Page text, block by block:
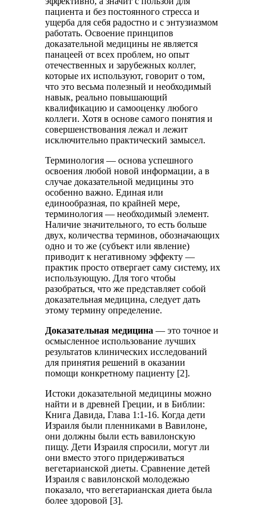
пациента и без постоянного стресса и
ущерба для себя радостно и с энтузиазмом
работать. Освоение принципов
доказательной медицины не является
панацеей от всех проблем, но опыт
отечественных и зарубежных коллег,
которые их используют, говорит о том,
что это весьма полезный и необходимый
навык, реально повышающий
квалификацию и самооценку любого
коллеги. Хотя в основе самого понятия и
совершенствования лежал и лежит
исключительно практический замысел.
Терминология — основа успешного
освоения любой новой информации, а в
случае доказательной медицины это
особенно важно. Единая или
единообразная, по крайней мере,
терминология — необходимый элемент.
Наличие значительного, то есть больше
двух, количества терминов, обозначающих
одно и то же (субъект или явление)
приводит к негативному эффекту —
практик просто отвергает саму систему, их
использующую. Для того чтобы
разобраться, что же представляет собой
доказательная медицина, следует дать
этому термину определение.
Доказательная медицина — это точное и
осмысленное использование лучших
результатов клинических исследований
для принятия решений в оказании
помощи конкретному пациенту [2].
Истоки доказательной медицины можно
найти и в древней Греции, и в Библии:
Книга Давида, Глава 1:1-16. Когда дети
Израиля были пленниками в Вавилоне,
они должны были есть вавилонскую
пищу. Дети Израиля спросили, могут ли
они вместо этого придерживаться
вегетарианской диеты. Сравнение детей
Израиля с вавилонской молодежью
показало, что вегетарианская диета была
более здоровой [3].